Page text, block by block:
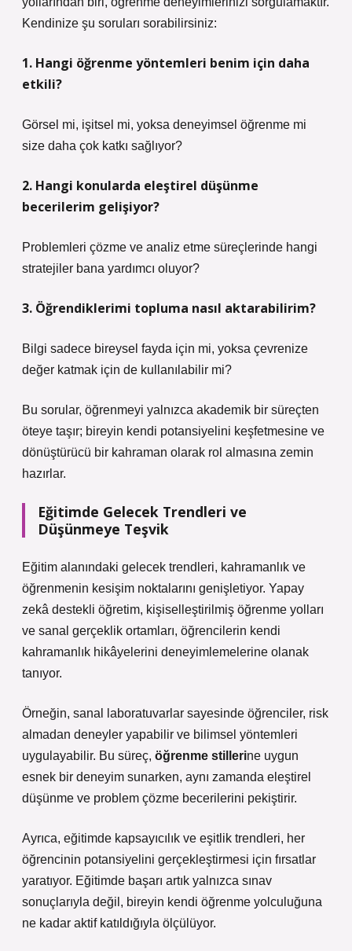
Kendinize şu soruları sorabilirsiniz:
1. Hangi öğrenme yöntemleri benim için daha
etkili?
Görsel mi, işitsel mi, yoksa deneyimsel öğrenme mi
size daha çok katkı sağlıyor?
2. Hangi konularda eleştirel düşünme
becerilerim gelişiyor?
Problemleri çözme ve analiz etme süreçlerinde hangi
stratejiler bana yardımcı oluyor?
3. Öğrendiklerimi topluma nasıl aktarabilirim?
Bilgi sadece bireysel fayda için mi, yoksa çevrenize
değer katmak için de kullanılabilir mi?
Bu sorular, öğrenmeyi yalnızca akademik bir süreçten
öteye taşır; bireyin kendi potansiyelini keşfetmesine ve
dönüştürücü bir kahraman olarak rol almasına zemin
hazırlar.
Eğitimde Gelecek Trendleri ve
Düşünmeye Teşvik
Eğitim alanındaki gelecek trendleri, kahramanlık ve
öğrenmenin kesişim noktalarını genişletiyor. Yapay
zekâ destekli öğretim, kişiselleştirilmiş öğrenme yolları
ve sanal gerçeklik ortamları, öğrencilerin kendi
kahramanlık hikâyelerini deneyimlemelerine olanak
tanıyor.
Örneğin, sanal laboratuvarlar sayesinde öğrenciler, risk
almadan deneyler yapabilir ve bilimsel yöntemleri
uygulayabilir. Bu süreç, öğrenme stillerine uygun
esnek bir deneyim sunarken, aynı zamanda eleştirel
düşünme ve problem çözme becerilerini pekiştirir.
Ayrıca, eğitimde kapsayıcılık ve eşitlik trendleri, her
öğrencinin potansiyelini gerçekleştirmesi için fırsatlar
yaratıyor. Eğitimde başarı artık yalnızca sınav
sonuçlarıyla değil, bireyin kendi öğrenme yolculuğuna
ne kadar aktif katıldığıyla ölçülüyor.